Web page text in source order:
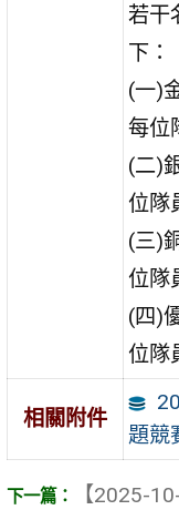
若干
下：
(一)
每位
(二)
位隊
(三)
位隊
(四)
位隊
相關附件
題競
【2025-